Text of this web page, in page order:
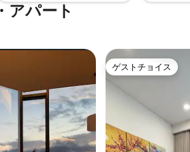
アパート
ゲストチョイス
ゲストチョイス